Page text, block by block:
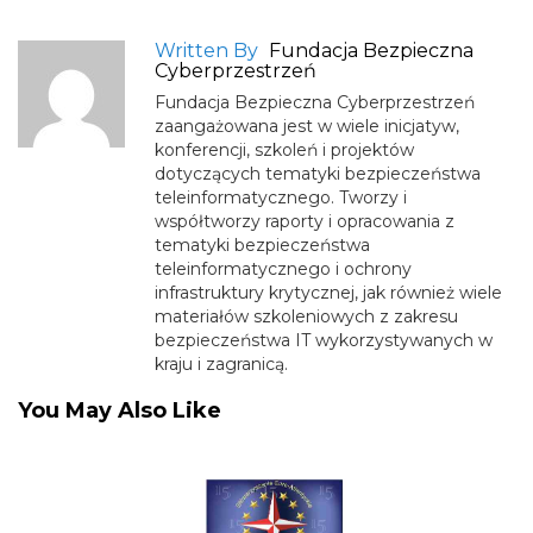
Written By Fundacja Bezpieczna
Cyberprzestrzeń
Fundacja Bezpieczna Cyberprzestrzeń
zaangażowana jest w wiele inicjatyw,
konferencji, szkoleń i projektów
dotyczących tematyki bezpieczeństwa
teleinformatycznego. Tworzy i
współtworzy raporty i opracowania z
tematyki bezpieczeństwa
teleinformatycznego i ochrony
infrastruktury krytycznej, jak również wiele
materiałów szkoleniowych z zakresu
bezpieczeństwa IT wykorzystywanych w
kraju i zagranicą.
You May Also Like